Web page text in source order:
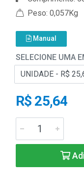
Peso: 0,057Kg
Manual
SELECIONE UMA
R$ 25,64